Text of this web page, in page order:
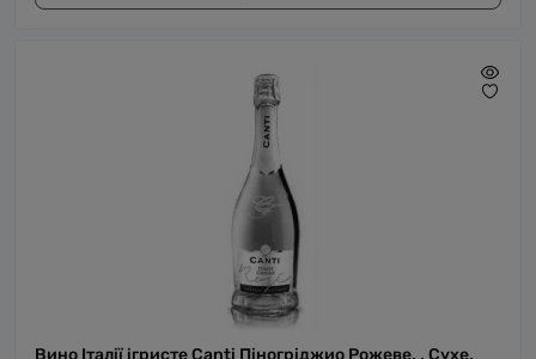
Вино Італії ігристе Canti Піногріджио Рожеве, , Сухе,